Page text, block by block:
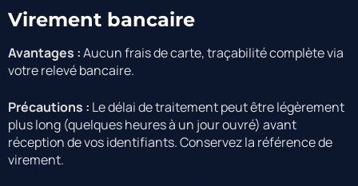
Virement bancaire
Avantages :Aucun frais de carte, traçabilité complète via
votre relevé bancaire.
Précautions : Le délai de traitement peut être légèrement
plus long (quelques heures à un jour ouvré) avant
réception de vos identifiants. Conservez la référence de
virement.